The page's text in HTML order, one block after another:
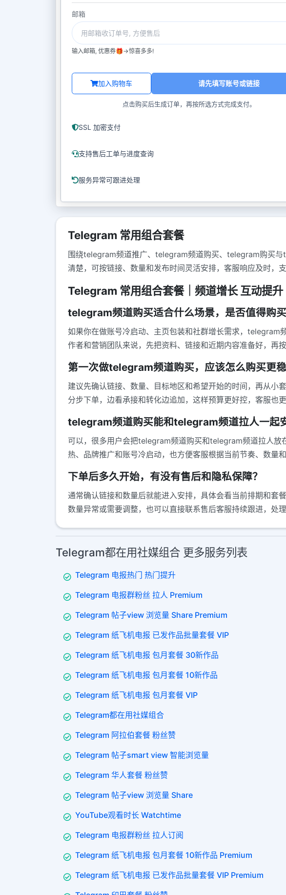
邮箱
输入邮箱, 优惠券🎁->惊喜多多!
加入购物车 请先填写账号或链接
点击购买后生成订单，再按所选方式完成支付。
SSL 加密支付
支持售后工单与进度查询
服务异常可跟进处理
Telegram 常用组合套餐
围绕telegram频道推广、telegram频道购买、telegram购买
清楚，可按链接、数量和发布时间灵活安排，客服响应及时，
Telegram 常用组合套餐｜频道增长 互动提
telegram频道购买适合什么场景，是否值得购买
如果你在做账号冷启动、主页包装和社群增长需求，telegram
作者和营销团队来说，先把资料、链接和近期内容准备好，再
第一次做telegram频道购买，应该怎么购买更稳
建议先确认链接、数量、目标地区和希望开始的时间，再从
分步下单，边看承接和转化边追加，这样预算更好控，客服也
telegram频道购买能和telegram频道拉人一起
可以，很多用户会把telegram频道购买和telegram频道拉人放
热、品牌推广和账号冷启动，也方便客服根据当前节奏、数量
下单后多久开始，有没有售后和隐私保障？
通常确认链接和数量后就能进入安排，具体会看当前排期和套
数量异常或需要调整，也可以直接联系售后客服持续跟进，处理
Telegram都在用社媒组合 更多服务列表
Telegram 电报热门 热门提升
Telegram 电报群粉丝 拉人 Premium
Telegram 帖子view 浏览量 Share Premium
Telegram 纸飞机电报 已发作品批量套餐 VIP
Telegram 纸飞机电报 包月套餐 30新作品
Telegram 纸飞机电报 包月套餐 10新作品
Telegram 纸飞机电报 包月套餐 VIP
Telegram都在用社媒组合
Telegram 阿拉伯套餐 粉丝赞
Telegram 帖子smart view 智能浏览量
Telegram 华人套餐 粉丝赞
Telegram 帖子view 浏览量 Share
YouTube观看时长 Watchtime
Telegram 电报群粉丝 拉人订阅
Telegram 纸飞机电报 包月套餐 10新作品 Premium
Telegram 纸飞机电报 已发作品批量套餐 VIP Premium